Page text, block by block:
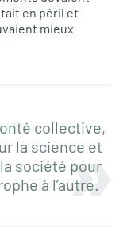
en péril et
mieux
collective,
la science et
société pour
à l’autre.